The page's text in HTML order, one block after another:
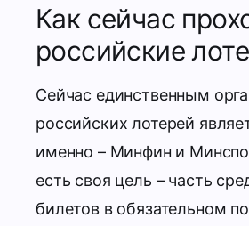
Как сейчас
российские
Сейчас единственным
российских лотерей
именно – Минфин и
есть своя цель – часть
билетов в обязательном